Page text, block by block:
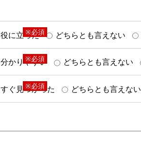
※必須
役に立った どちらとも言えない
※必須
分かりやすい どちらとも言えない
※必須
すぐ見つかった どちらとも言えない